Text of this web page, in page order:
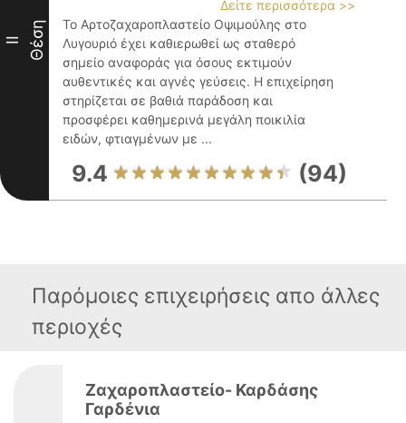
II Θέση
Δείτε περισσότερα >>
Το Αρτοζαχαροπλαστείο Οψιμούλης στο
Λυγουριό έχει καθιερωθεί ως σταθερό
σημείο αναφοράς για όσους εκτιμούν
αυθεντικές και αγνές γεύσεις. Η επιχείρηση
στηρίζεται σε βαθιά παράδοση και
προσφέρει καθημερινά μεγάλη ποικιλία
ειδών, φτιαγμένων με ...
9.4 (94)
Παρόμοιες επιχειρήσεις απο άλλες
περιοχές
Ζαχαροπλαστείο- Καρδάσης
Γαρδένια